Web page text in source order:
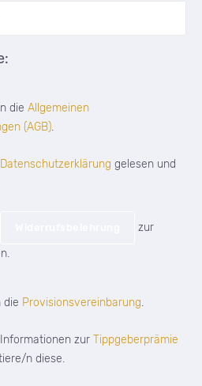
die Allgemeinen
(AGB).
Datenschutzerklärung gelesen und
zur
die Provisionsvereinbarung.
zur Tippgeberprämie
n diese.